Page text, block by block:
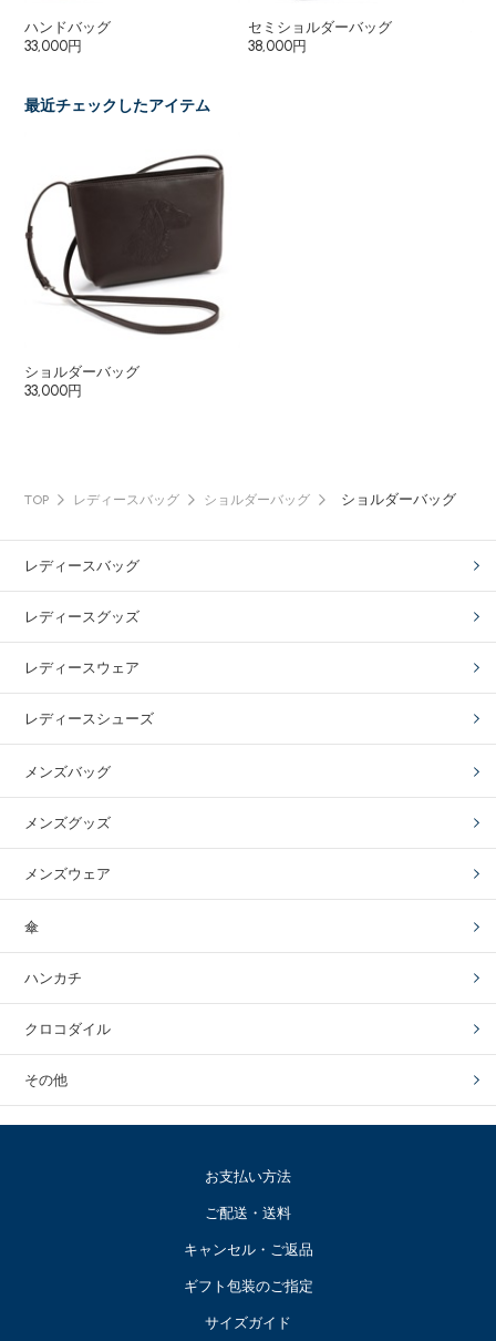
ハンドバッグ
33,000円
セミショルダーバッグ
38,000円
最近チェックしたアイテム
ショルダーバッグ
33,000円
TOP レディースバッグ ショルダーバッグ ショルダーバッグ
レディースバッグ
レディースグッズ
レディースウェア
レディースシューズ
メンズバッグ
メンズグッズ
メンズウェア
傘
ハンカチ
クロコダイル
その他
お支払い方法
ご配送・送料
キャンセル・ご返品
ギフト包装のご指定
サイズガイド